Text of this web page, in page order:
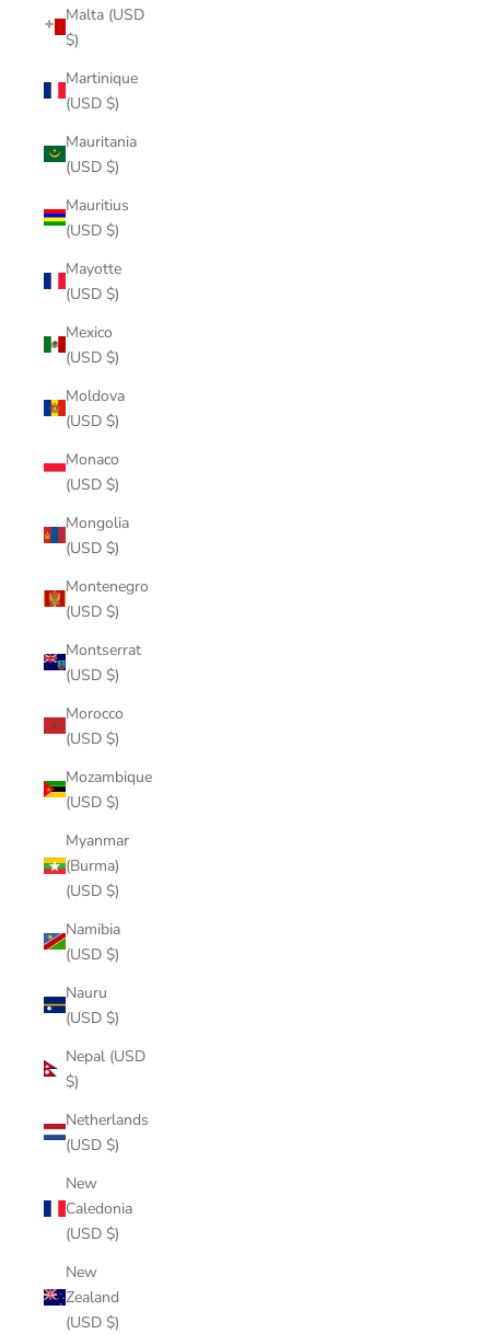
Malta (USD
$)
Martinique
(USD $)
Mauritania
(USD $)
Mauritius
(USD $)
Mayotte
(USD $)
Mexico
(USD $)
Moldova
(USD $)
Monaco
(USD $)
Mongolia
(USD $)
Montenegro
(USD $)
Montserrat
(USD $)
Morocco
(USD $)
Mozambique
(USD $)
Myanmar
(Burma)
(USD $)
Namibia
(USD $)
Nauru
(USD $)
Nepal (USD
$)
Netherlands
(USD $)
New
Caledonia
(USD $)
New
Zealand
(USD $)